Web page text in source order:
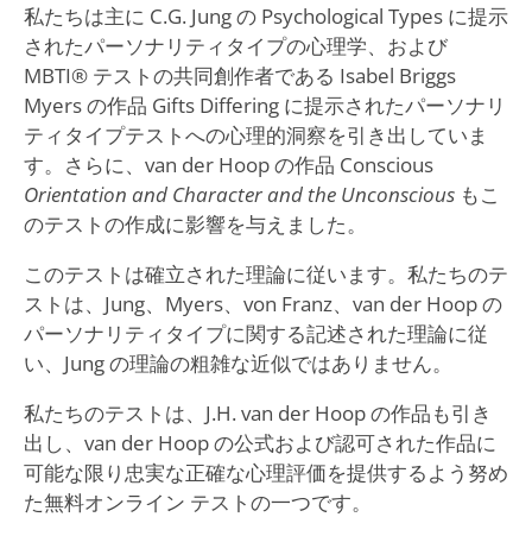
私たちは主に C.G. Jung の Psychological Types に提示
されたパーソナリティタイプの心理学、および
MBTI® テストの共同創作者である Isabel Briggs
Myers の作品 Gifts Differing に提示されたパーソナリ
ティタイプテストへの心理的洞察を引き出していま
す。さらに、van der Hoop の作品 Conscious
Orientation and Character and the Unconsciousもこ
のテストの作成に影響を与えました。
このテストは確立された理論に従います。私たちのテ
ストは、Jung、Myers、von Franz、van der Hoop の
パーソナリティタイプに関する記述された理論に従
い、Jung の理論の粗雑な近似ではありません。
私たちのテストは、J.H. van der Hoop の作品も引き
出し、van der Hoop の公式および認可された作品に
可能な限り忠実な正確な心理評価を提供するよう努め
た無料オンライン テストの一つです。